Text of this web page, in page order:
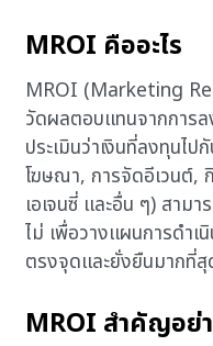
MROI คืออะไร
MROI (Marketing
วัดผลตอบแทนจากการล
ประเมินว่าเงินที่ลงทุนไ
โฆษณา, การจัดอีเวนต์,
เอเจนซี่ และอื่น ๆ) สาม
ไม่ เพื่อวางแผนการดำเ
ตรงจุดและยั่งยืนมากที่สุ
MROI สำคัญอย่า